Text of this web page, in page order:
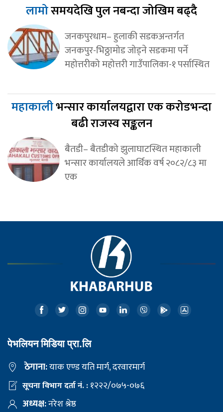
लामोसमयदेखि पुल नबन्दा जोखिम बढ्दै
जनकपुरधाम– हुलाकी सडकअन्तर्गत
जनकपुर-भिठ्ठामोड जोड्ने सडकमा पर्ने
महोत्तरीको महोत्तरी गाउँपालिका-१ पर्सास्थित
महाकालीभन्सार कार्यालयद्वारा एक करोडभन्दा
बढी राजस्व सङ्कलन
बैतडी– बैतडीको झुलाघाटस्थित महाकाली
भन्सार कार्यालयले आर्थिक वर्ष २०८२/८३ मा
एक
पेभलियन मिडिया प्रा.लि
ठेगाना:याक एण्ड यति मार्ग, दरवारमार्ग
सूचना विभाग दर्ता नं. :१२२२/०७५-०७६
अध्यक्ष:नरेश श्रेष्ठ